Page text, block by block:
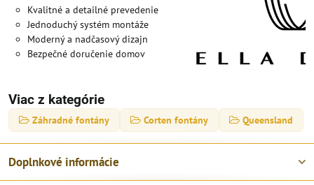
Kvalitné a detailné prevedenie
Jednoduchý systém montáže
Moderný a nadčasový dizajn
Bezpečné doručenie domov
Viac z kategórie
Záhradné fontány Corten fontány Queensland
Doplnkové informácie